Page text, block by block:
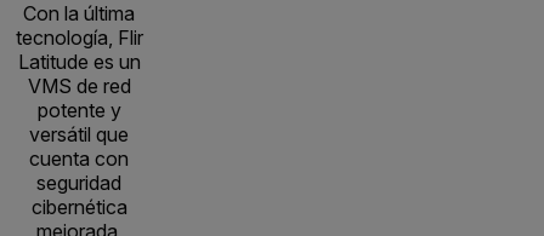
Con la última
tecnología, Flir
Latitude es un
VMS de red
potente y
versátil que
cuenta con
seguridad
cibernética